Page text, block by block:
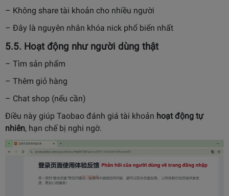
– Không share tài khoản cho nhiều người
– Đây là nguyên nhân khóa nick phổ biến nhất
5.5. Hoạt động như người dùng thật
– Tìm sản phẩm
– Thêm giỏ hàng
– Chat shop (nếu cần)
Điều này giúp Taobao đánh giá tài khoản hoạt động tự
nhiên, hạn chế bị nghi ngờ.